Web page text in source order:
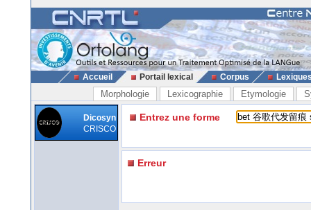
Accueil Portail lexical Corpus
Morphologie Lexicographie Etymologie
Dicosyn
CRISCO
Entrez une forme
Erreur